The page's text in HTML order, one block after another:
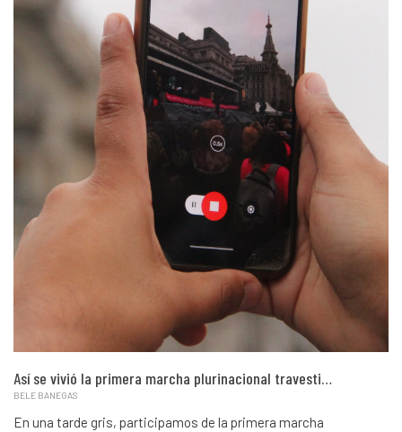
Así se vivió la primera marcha plurinacional travesti…
BELE BANEGAS
En una tarde gris, participamos de la primera marcha